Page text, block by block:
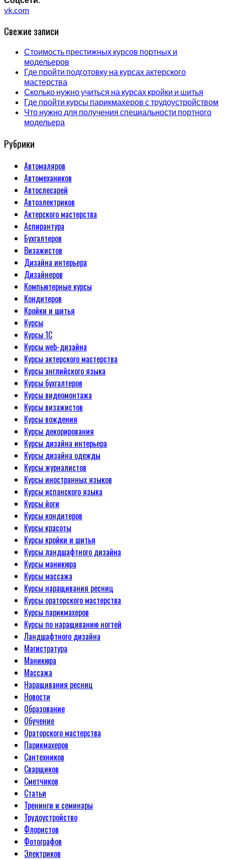
vk.com
Свежие записи
Стоимость престижных курсов портных и
модельеров
Где пройти подготовку на курсах актерского
мастерства
Сколько нужно учиться на курсах кройки и шитья
Где пройти курсы парикмахеров с трудоустройством
Что нужно для получения специальности портного
модельера
Рубрики
Автомаляров
Автомехаников
Автослесарей
Автоэлектриков
Актерского мастерства
Аспирантура
Бухгалтеров
Визажистов
Дизайна интерьера
Дизайнеров
Компьютерные курсы
Кондитеров
Кройки и шитья
Курсы
Курсы 1С
Курсы web-дизайна
Курсы актерского мастерства
Курсы английского языка
Курсы бухгалтеров
Курсы видеомонтажа
Курсы визажистов
Курсы вождения
Курсы декорирования
Курсы дизайна интерьера
Курсы дизайна одежды
Курсы журналистов
Курсы иностранных языков
Курсы испанского языка
Курсы йоги
Курсы кондитеров
Курсы красоты
Курсы кройки и шитья
Курсы ландшафтного дизайна
Курсы маникюра
Курсы массажа
Курсы наращивания ресниц
Курсы ораторского мастерства
Курсы парикмахеров
Курсы по наращиванию ногтей
Ландшафтного дизайна
Магистратура
Маникюра
Массажа
Наращивания ресниц
Новости
Образование
Обучение
Ораторского мастерства
Парикмахеров
Сантехников
Сварщиков
Сметчиков
Статьи
Тренинги и семинары
Трудоустройство
Флористов
Фотографов
Электриков